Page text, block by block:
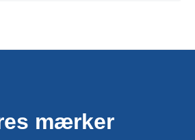
mærker